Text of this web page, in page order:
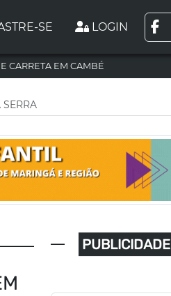
SE LOGIN
CARRETA EM CAMBÉ
PUBLICIDADE